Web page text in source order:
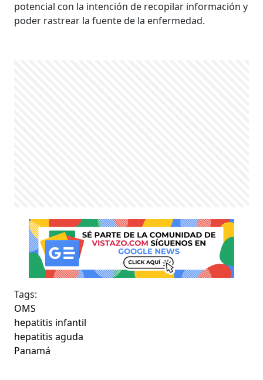
potencial con la intención de recopilar información y
poder rastrear la fuente de la enfermedad.
Tags:
OMS
hepatitis infantil
hepatitis aguda
Panamá